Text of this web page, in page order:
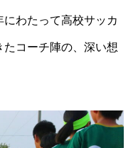
わたって高校サッカ
コーチ陣の、深い想